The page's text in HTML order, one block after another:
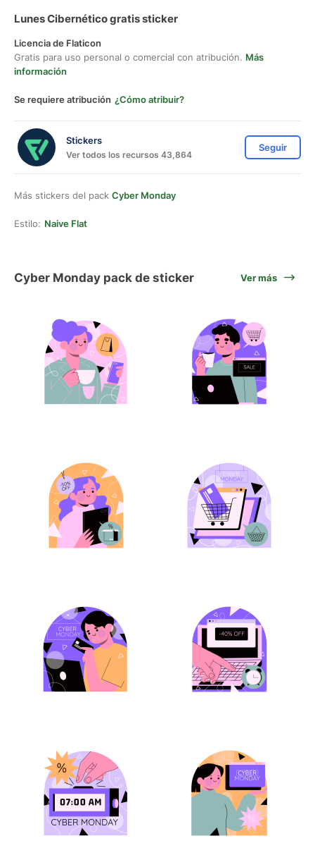
Lunes Cibernético gratis sticker
Licencia de Flaticon
Gratis para uso personal o comercial con atribución. Más
información
Se requiere atribución ¿Cómo atribuir?
Stickers
Ver todos los recursos 43,864
Seguir
Más stickers del pack Cyber Monday
Estilo: Naive Flat
Cyber Monday pack de sticker Ver más